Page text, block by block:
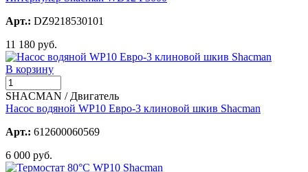
Арт.: DZ9218530101
11 180 руб.
В корзину
SHACMAN / Двигатель
Насос водяной WP10 Евро-3 клиновой шкив Shacman
Арт.: 612600060569
6 000 руб.